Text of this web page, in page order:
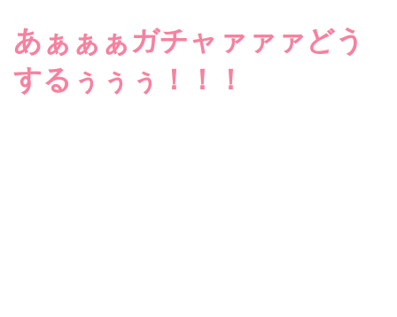
あぁぁぁガチャァァァどう
するぅぅぅ！！！